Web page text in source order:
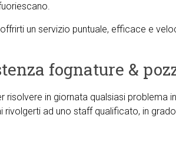
un servizio puntuale, efficace e
fognature &
risolvere in giornata qualsiasi problema
rivolgerti ad uno staff qualificato, in